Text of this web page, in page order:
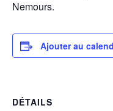
Nemours.
Ajouter au
DÉTAILS